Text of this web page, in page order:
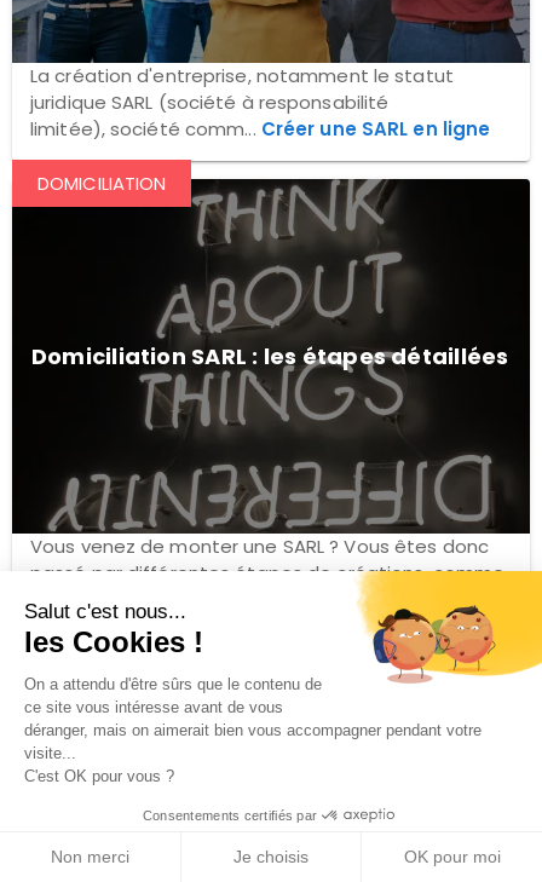
Salut c'est nous...
les Cookies !
On a attendu d'être sûrs que le contenu de
ce site vous intéresse avant de vous
déranger, mais on aimerait bien vous accompagner pendant votre
visite...
C'est OK pour vous ?
Consentements certifiés par
Non merci Je choisis OK pour moi
Commencer les démarches
La création d'entreprise, notamment le statut
juridique SARL (société à responsabilité
limitée), société comm... Créer une SARL en ligne
Domiciliation SARL : les étapes détaillées
DOMICILIATION
Vous venez de monter une SARL ? Vous êtes donc
passé par différentes étapes de créations, comme
la rédaction des ...
Domiciliation SARL
SAS ou SARL : comment choisir le
meilleur statut juridique pour vous
CRÉATION D'ENTREPRISE